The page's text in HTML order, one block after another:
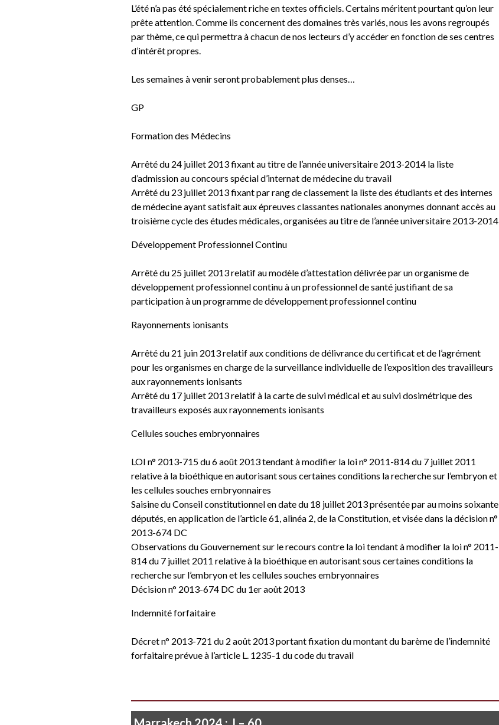
L’été n’a pas été spécialement riche en textes officiels. Certains méritent pourtant qu’on leur
prête attention. Comme ils concernent des domaines très variés, nous les avons regroupés
par thème, ce qui permettra à chacun de nos lecteurs d’y accéder en fonction de ses centres
d’intérêt propres.
Les semaines à venir seront probablement plus denses…
GP
Formation des Médecins
Arrêté du 24 juillet 2013 fixant au titre de l’année universitaire 2013-2014 la liste
d’admission au concours spécial d’internat de médecine du travail
Arrêté du 23 juillet 2013 fixant par rang de classement la liste des étudiants et des internes
de médecine ayant satisfait aux épreuves classantes nationales anonymes donnant accès au
troisième cycle des études médicales, organisées au titre de l’année universitaire 2013-2014
Développement Professionnel Continu
Arrêté du 25 juillet 2013 relatif au modèle d’attestation délivrée par un organisme de
développement professionnel continu à un professionnel de santé justifiant de sa
participation à un programme de développement professionnel continu
Rayonnements ionisants
Arrêté du 21 juin 2013 relatif aux conditions de délivrance du certificat et de l’agrément
pour les organismes en charge de la surveillance individuelle de l’exposition des travailleurs
aux rayonnements ionisants
Arrêté du 17 juillet 2013 relatif à la carte de suivi médical et au suivi dosimétrique des
travailleurs exposés aux rayonnements ionisants
Cellules souches embryonnaires
LOI n° 2013-715 du 6 août 2013 tendant à modifier la loi n° 2011-814 du 7 juillet 2011
relative à la bioéthique en autorisant sous certaines conditions la recherche sur l’embryon et
les cellules souches embryonnaires
Saisine du Conseil constitutionnel en date du 18 juillet 2013 présentée par au moins soixante
députés, en application de l’article 61, alinéa 2, de la Constitution, et visée dans la décision n°
2013-674 DC
Observations du Gouvernement sur le recours contre la loi tendant à modifier la loi n° 2011-
814 du 7 juillet 2011 relative à la bioéthique en autorisant sous certaines conditions la
recherche sur l’embryon et les cellules souches embryonnaires
Décision n° 2013-674 DC du 1er août 2013
Indemnité forfaitaire
Décret n° 2013-721 du 2 août 2013 portant fixation du montant du barème de l’indemnité
forfaitaire prévue à l’article L. 1235-1 du code du travail